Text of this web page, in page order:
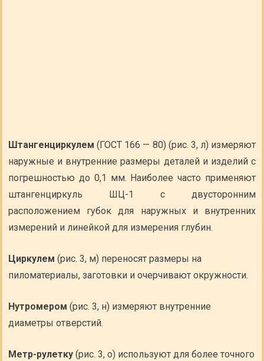
Штангенциркулем (ГОСТ 166 — 80) (рис. 3, л) измеряют
наружные и внутренние размеры деталей и изделий с
погрешностью до 0,1 мм. Наиболее часто применяют
штангенциркуль ШЦ-1 с двусторонним
расположением губок для наружных и внутренних
измерений и линейкой для измерения глубин.
Циркулем(рис. 3, м) переносят размеры на
пиломатериалы, заготовки и очерчивают окружности.
Нутромером (рис. 3, н) измеряют внутренние
диаметры отверстий.
Метр-рулетку(рис. 3, о) используют для более точного